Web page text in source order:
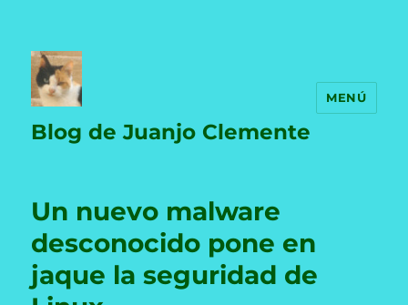
Blog de Juanjo Clemente
MENÚ
Un nuevo malware
desconocido pone en
jaque la seguridad de